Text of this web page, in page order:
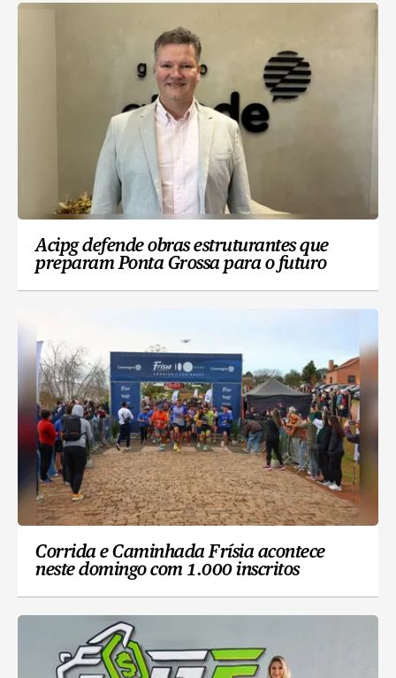
Acipg defende obras estruturantes que
preparam Ponta Grossa para o futuro
Corrida e Caminhada Frísia acontece
neste domingo com 1.000 inscritos